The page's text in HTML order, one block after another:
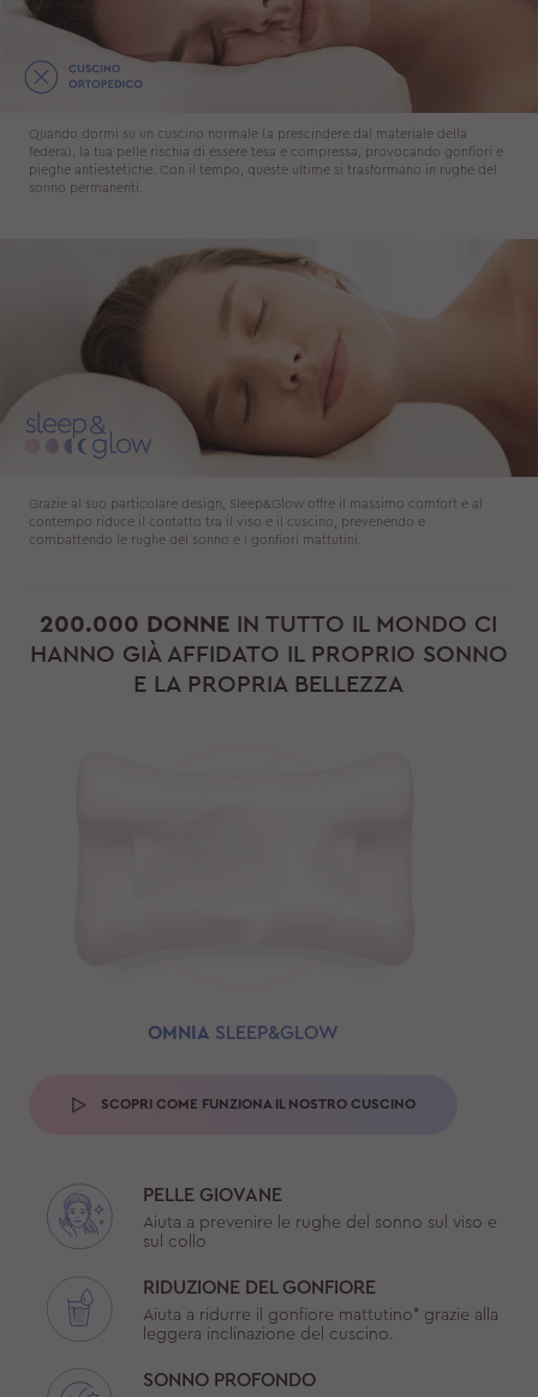
Quando dormi su un cuscino normale (a prescindere dal materiale della
federa), la tua pelle rischia di essere tesa e compressa, provocando gonfiori e
pieghe antiestetiche. Con il tempo, queste ultime si trasformano in rughe del
sonno permanenti.
Grazie al suo particolare design, Sleep&Glow offre il massimo comfort e al
contempo riduce il contatto tra il viso e il cuscino, prevenendo e
combattendo le rughe del sonno e i gonfiori mattutini.
200.000 DONNE IN TUTTO IL MONDO CI
HANNO GIÀ AFFIDATO IL PROPRIO SONNO
E LA PROPRIA BELLEZZA
PELLE GIOVANE
Aiuta a prevenire le rughe del sonno sul viso e
sul collo
RIDUZIONE DEL GONFIORE
Aiuta a ridurre il gonfiore mattutino* grazie alla
leggera inclinazione del cuscino.
SONNO PROFONDO
OMNIA SLEEP&GLOW
SCOPRI COME FUNZIONA IL NOSTRO CUSCINO